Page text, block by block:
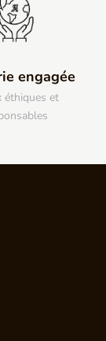
engagée
éthiques et